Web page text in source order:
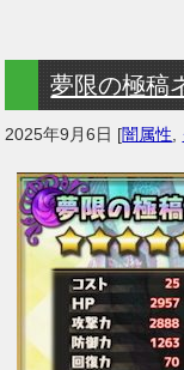
夢限の極稿
2025年9月6日 [闇属性